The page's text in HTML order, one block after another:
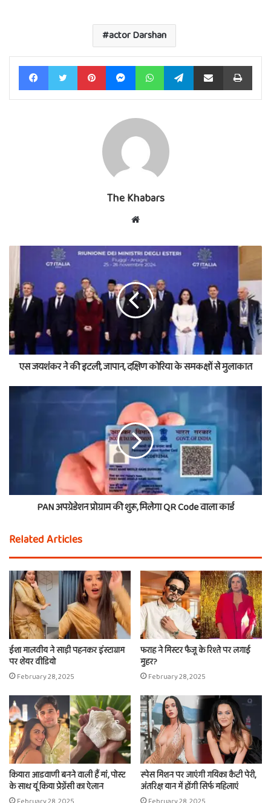
actor Darshan
FacebookTwitter PinterestMessengerWhatsAppTelegramShare via Email Print
The Khabars
Website
एस जयशंकर ने की इटली, जापान, दक्षिण कोरिया के समकक्षों से मुलाकात
PAN अपग्रेडेशन प्रोग्राम की शुरू, मिलेगा QR Code वाला कार्ड
Related Articles
ईशा मालवीय ने साड़ी पहनकर इंस्टाग्राम
पर शेयर वीडियो
February 28, 2025
फराह ने मिस्टर फैजू के रिश्ते पर लगाई
मुहर?
February 28, 2025
कियारा आडवाणी बनने वाली हैं मां, पोस्ट
के साथ यूं किया प्रेग्नेंसी का ऐलान
स्पेस मिशन पर जाएंगी गयिका कैटी पेरी,
अंतरिक्ष यान में होंगी सिर्फ महिलाएं